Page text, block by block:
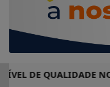
DE QUALIDADE